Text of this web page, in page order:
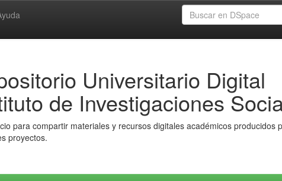
Universitario Digital
de Investigaciones
para compartir materiales y recursos digitales académicos
proyectos.